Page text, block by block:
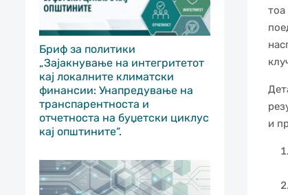
Бриф за политики
„Зајакнување на интегритетот
кај локалните климатски
финансии: Унапредување на
транспарентноста и
отчетноста на буџетски циклус
кај општините“.
тоа
и